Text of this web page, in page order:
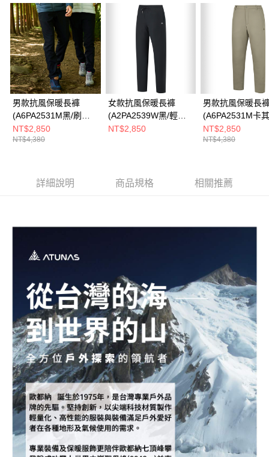
帳／街口支付／iPASS MONEY」等通路繳費。
【注意事項】
1.本服務係由「台灣大哥大股份有限公司」（以下簡稱本公司）所提供，讓
用戶於交易時，得透過本服務購買商品或服務，並由商店將買賣／分期付款
買賣價金債權讓與本公司後，依約使用本公司帳單繳交帳款。
2.基於同意付款使用「大哥付你分期」之契約關係目的，商店將以您的個人
資料（包含姓名、電話或地址）提供予台灣大哥大進項蒐集、處理及利用，
由本公司與您本人進行分期帳單所需資料之確認、核對及更正。
3.完整用戶服務條款，請詳閱以下連結：https://oppay.tw/userRule
每筆NT$80，滿NT$790(含以上)免運費
萊爾富取貨付款
每筆NT$80，滿NT$790(含以上)免運費
付款後萊爾富取貨
每筆NT$80，滿NT$790(含以上)免運費
7-11取貨付款
每筆NT$80，滿NT$790(含以上)免運費
付款後7-11取貨
新竹貨運
付款後門市自取
每筆NT$80，滿NT$790(含以上)免運費
宅配貨到付款
每筆NT$130，滿NT$2,000(含以上)免運費
男款抗風保暖長褲
(A6PA2531M黑/刷毛/
抗風保暖/商務休閒)
NT$2,850
NT$4,380
女款抗風保暖長褲
(A2PA2539W黑/輕刷
毛/抗風保暖/商務休閒)
NT$2,850
男款抗風保暖長
(A6PA2531M卡
刷毛/抗風保暖/商
閒)
NT$2,850
NT$4,380
詳細說明 商品規格 相關推薦